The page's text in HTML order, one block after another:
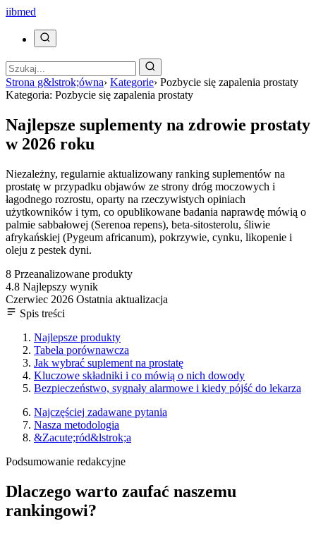
iibmed
Strona g&lstrok;ówna› Kategorie› Pozbycie się zapalenia prostaty
Kategoria: Pozbycie się zapalenia prostaty
Najlepsze suplementy na zdrowie prostaty
w 2026 roku
Niezależny, regularnie aktualizowany ranking suplementów na
prostatę w przypadku objawów ze strony dróg moczowych i
łagodnego rozrostu, oparty na rzeczywistych opiniach
użytkowników i tym, co opublikowane badania naprawdę mówią o
palmie sabbałowej (Serenoa repens), beta-sitosterolu, śliwie
afrykańskiej (Pygeum africanum), pokrzywie, cynku, likopenie i
oleju z pestek dyni.
8 Przeanalizowane produkty
4.8 Najlepszy wynik
Czerwiec 2026 Ostatnia aktualizacja
Spis treści
Najlepsze produkty
Tabela porównawcza
Jak wybrać suplement na prostatę
Kluczowe składniki i co mówią o nich dowody
Bezpieczeństwo, sygnały alarmowe i kiedy pójść do lekarza
Najczęściej zadawane pytania
Nasza metodologia
&Zacute;ród&lstrok;a
Podsumowanie redakcyjne
Dlaczego warto zaufać naszemu
rankingowi?